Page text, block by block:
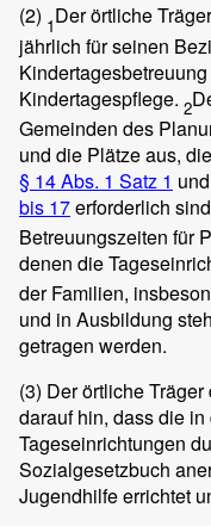
(2) 1Der örtliche
jährlich für seinen
Kindertagespflege. 2
Gemeinden des
und die Plätze aus,
§ 14 Abs. 1 Satz 1
bis 17erforderlich
Betreuungszeiten für
denen die
der Familien,
und in Ausbildung
getragen werden.
(3) Der örtliche
darauf hin, dass die
Tageseinrichtungen
Sozialgesetzbuch
Jugendhilfe errichtet